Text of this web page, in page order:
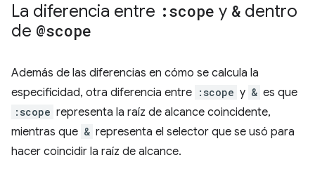
La diferencia entre :scope y & dentro
de @scope
Además de las diferencias en cómo se calcula la
especificidad, otra diferencia entre :scope y & es que
:scope representa la raíz de alcance coincidente,
mientras que & representa el selector que se usó para
hacer coincidir la raíz de alcance.